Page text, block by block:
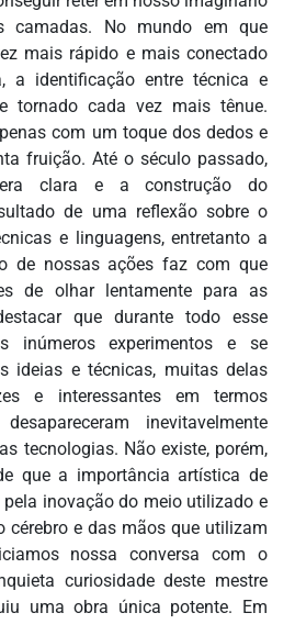
camadas. No mundo em que
mais rápido e mais conectado
a identificação entre técnica e
tornado cada vez mais tênue.
com um toque dos dedos e
fruição. Até o século passado,
era clara e a construção do
de uma reflexão sobre o
e linguagens, entretanto a
de nossas ações faz com que
de olhar lentamente para as
que durante todo esse
inúmeros experimentos e se
ideias e técnicas, muitas delas
e interessantes em termos
inevitavelmente
tecnologias. Não existe, porém,
que a importância artística de
inovação do meio utilizado e
cérebro e das mãos que utilizam
nossa conversa com o
curiosidade deste mestre
uma obra única potente. Em